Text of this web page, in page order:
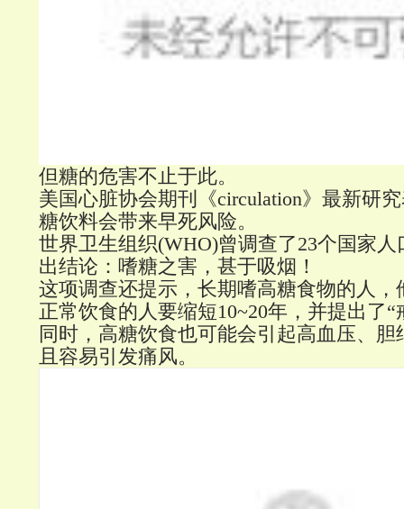
但糖的危害不止于此。
美国心脏协会期刊《circulation》最新研
糖饮料会带来早死风险。
世界卫生组织(WHO)曾调查了23个国家
出结论：嗜糖之害，甚于吸烟！
这项调查还提示，长期嗜高糖食物的人，
正常饮食的人要缩短10~20年，并提出了“
同时，高糖饮食也可能会引起高血压、
且容易引发痛风。